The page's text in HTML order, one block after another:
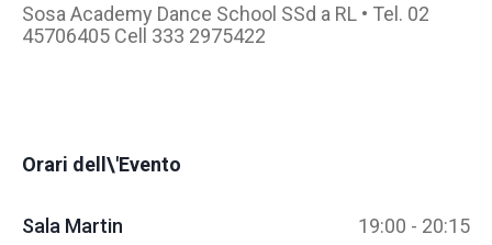
Sosa Academy Dance School SSd a RL • Tel. 02
45706405 Cell 333 2975422
Orari dell\'Evento
Sala Martin 19:00 - 20:15